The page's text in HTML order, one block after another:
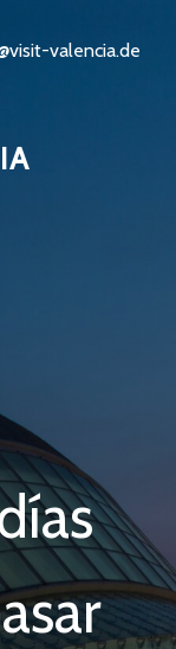
valencia.de